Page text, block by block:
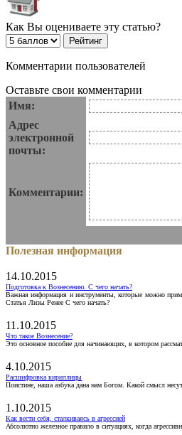
Как Вы оцениваете эту статью?
Комментарии пользователей
Оставьте свои комментарии
Имя:
Адрес
электронной
почты:
Комментарии:
Полезная информация
14.10.2015
Подготовка к Вознесению. С чего начать?
Важная информация и инструменты, которые можно
Статья Лизы Ренее С чего начать?
11.10.2015
Что такое Вознесение?
Это основное пособие для начинающих, в котором
4.10.2015
Расшифровка кириллицы
Поистине, наша азбука дана нам Богом. Какой смысл
1.10.2015
Как вести себя, сталкиваясь в агрессией
Абсолютно железное правило в ситуациях, когда